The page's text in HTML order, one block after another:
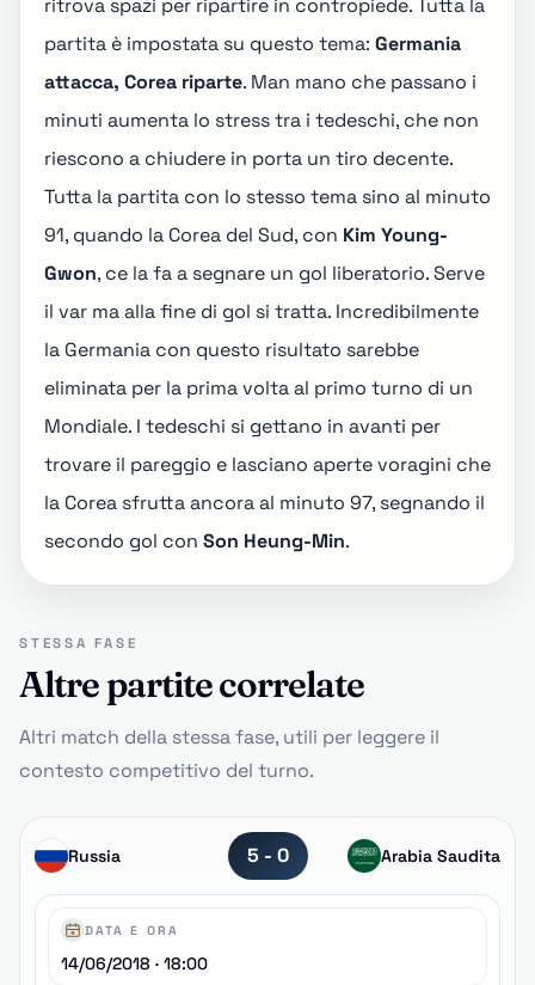
ritrova spazi per ripartire in contropiede. Tutta la
partita è impostata su questo tema: Germania
attacca, Corea riparte. Man mano che passano i
minuti aumenta lo stress tra i tedeschi, che non
riescono a chiudere in porta un tiro decente.
Tutta la partita con lo stesso tema sino al minuto
91, quando la Corea del Sud, con Kim Young-
Gwon, ce la fa a segnare un gol liberatorio. Serve
il var ma alla fine di gol si tratta. Incredibilmente
la Germania con questo risultato sarebbe
eliminata per la prima volta al primo turno di un
Mondiale. I tedeschi si gettano in avanti per
trovare il pareggio e lasciano aperte voragini che
la Corea sfrutta ancora al minuto 97, segnando il
secondo gol con Son Heung-Min.
STESSA FASE
Altre partite correlate
Altri match della stessa fase, utili per leggere il
contesto competitivo del turno.
Russia 5 - 0 Arabia Saudita
DATA E ORA
14/06/2018 · 18:00